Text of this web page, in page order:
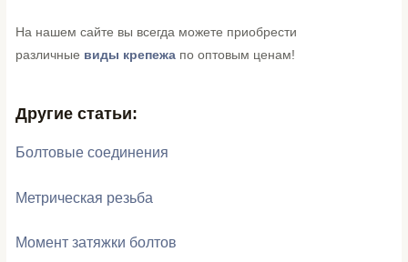
На нашем сайте вы всегда можете приобрести
различные виды крепежа по оптовым ценам!
Другие статьи:
Болтовые соединения
Метрическая резьба
Момент затяжки болтов